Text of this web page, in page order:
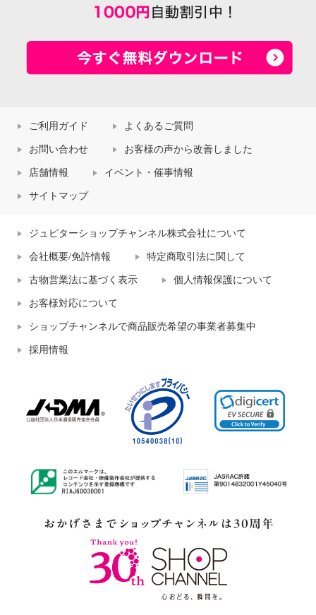
ご利用ガイド よくあるご質問
お問い合わせ お客様の声から改善しました
店舗情報 イベント・催事情報
サイトマップ
ジュピターショップチャンネル株式会社について
会社概要/免許情報 特定商取引法に関して
古物営業法に基づく表示 個人情報保護について
お客様対応について
ショップチャンネルで商品販売希望の事業者募集中
採用情報